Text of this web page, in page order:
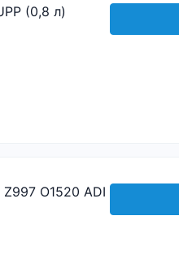
(0,8 л)
Z997 O1520 ADI